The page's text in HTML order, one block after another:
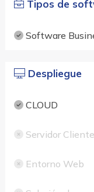
Tipos de
Software
Despliegue
CLOUD
Servidor
Entorno Web